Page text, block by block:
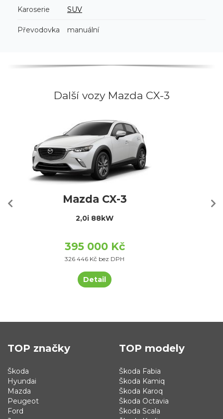
Karoserie SUV
Převodovka manuální
Další vozy Mazda CX-3
Mazda CX-3
2,0i 88kW
395 000 Kč
326 446 Kč bez DPH
Detail
TOP značky
Škoda
Hyundai
Mazda
Peugeot
Ford
TOP modely
Škoda Fabia
Škoda Kamiq
Škoda Karoq
Škoda Octavia
Škoda Scala